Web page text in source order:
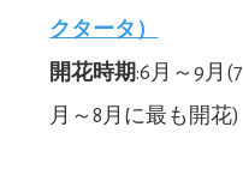
クタータ）
開花時期:6月～9月(7
月～8月に最も開花)